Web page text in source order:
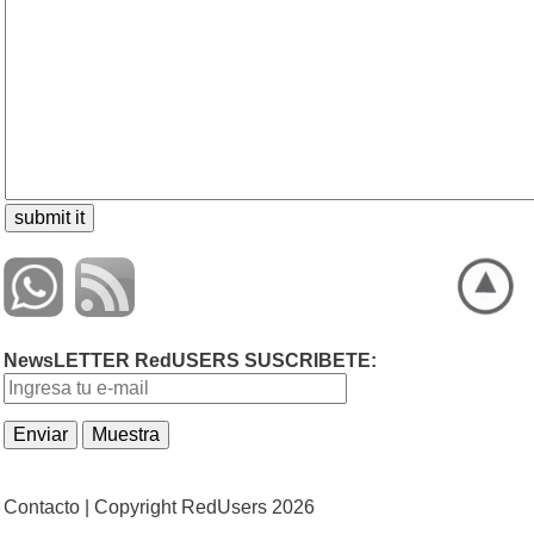
NewsLETTER RedUSERS SUSCRIBETE:
Contacto | Copyright RedUsers 2026